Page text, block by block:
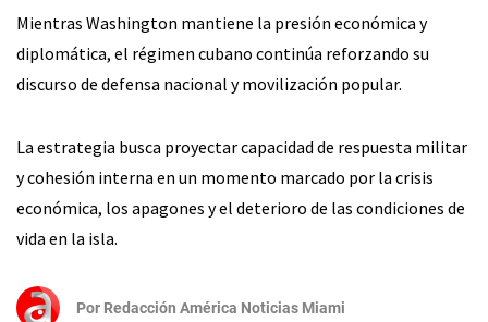
Mientras Washington mantiene la presión económica y
diplomática, el régimen cubano continúa reforzando su
discurso de defensa nacional y movilización popular.
La estrategia busca proyectar capacidad de respuesta militar
y cohesión interna en un momento marcado por la crisis
económica, los apagones y el deterioro de las condiciones de
vida en la isla.
Por Redacción América Noticias Miami